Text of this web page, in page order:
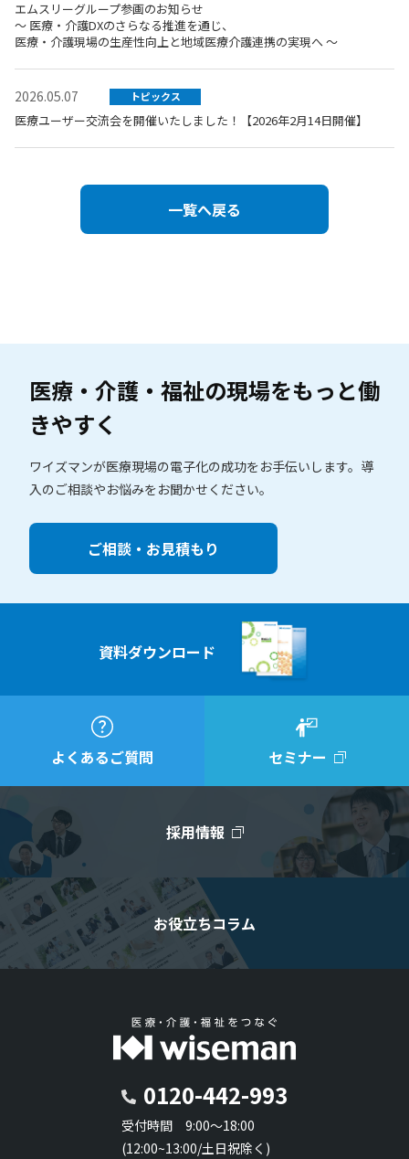
エムスリーグループ参画のお知らせ
～ 医療・介護DXのさらなる推進を通じ、
医療・介護現場の生産性向上と地域医療介護連携の実現へ ～
2026.05.07 トピックス
医療ユーザー交流会を開催いたしました！【2026年2月14日開催】
一覧へ戻る
医療・介護・福祉の現場をもっと働
きやすく
ワイズマンが医療現場の電子化の成功をお手伝いします。 導
入のご相談やお悩みをお聞かせください。
ご相談・お見積もり
資料ダウンロード
よくあるご質問 セミナー
採用情報
お役立ちコラム
0120-442-993
受付時間 9:00～18:00
(12:00~13:00/土日祝除く)